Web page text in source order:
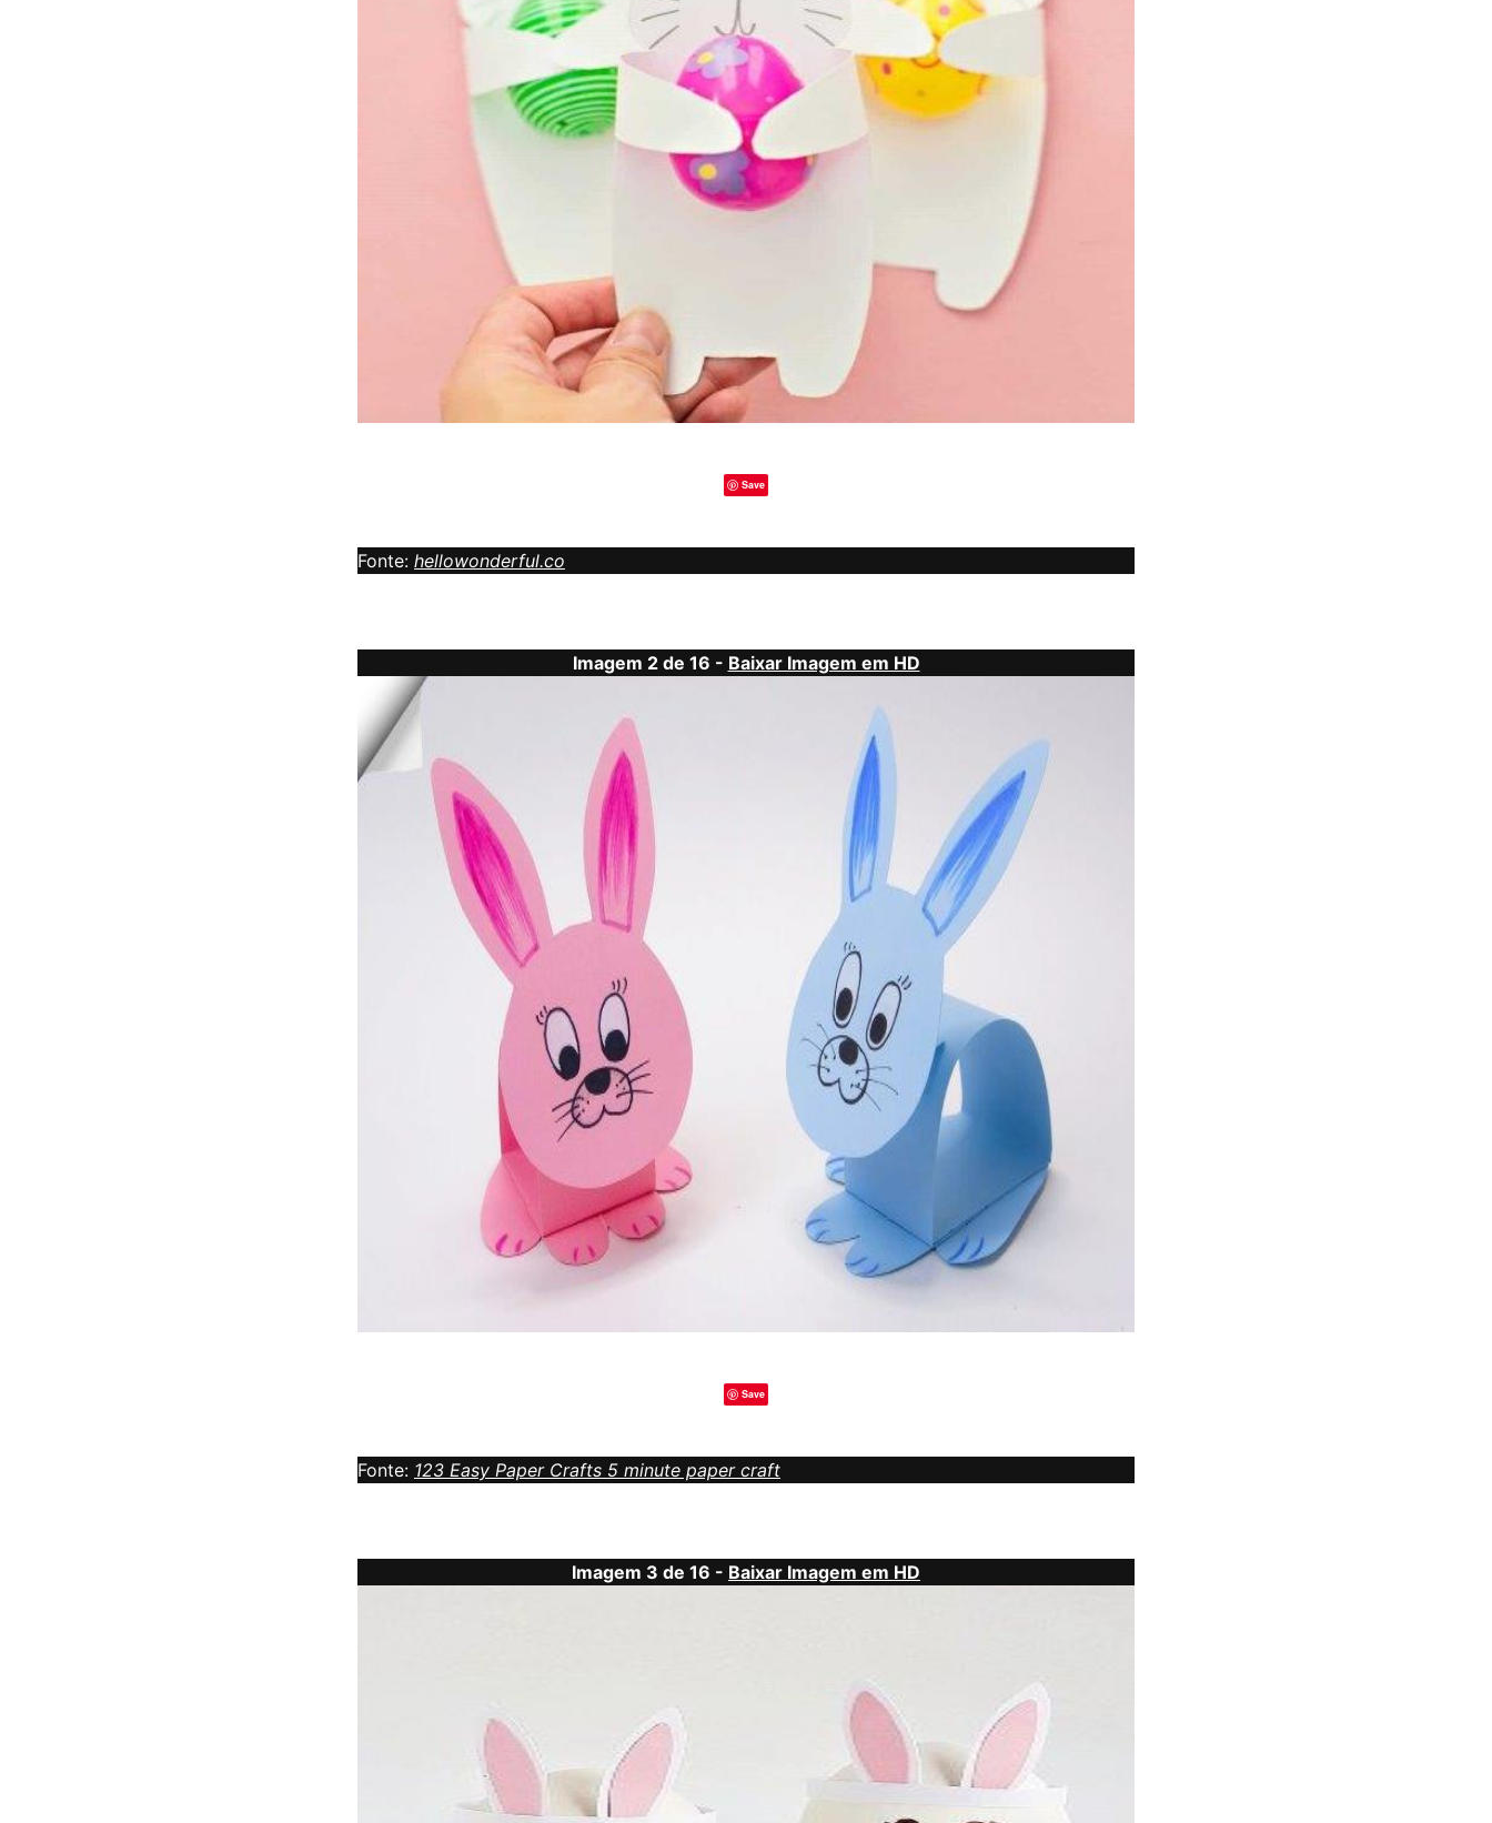
Save
Fonte: hellowonderful.co
Imagem 2 de 16 - Baixar Imagem em HD
Save
Fonte: 123 Easy Paper Crafts 5 minute paper craft
Imagem 3 de 16 - Baixar Imagem em HD